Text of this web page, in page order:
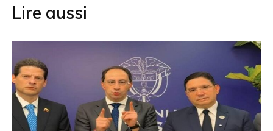
Lire aussi